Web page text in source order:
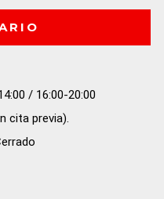
/ 16:00-20:00
cita previa).